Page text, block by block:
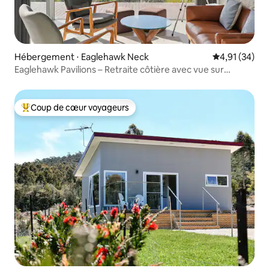
Hébergement ⋅ Eaglehawk Neck Évaluation
4,91 (34)
Eaglehawk Pavilions – Retraite côtière avec vue sur
Coups de cœur voyageurs les plus appréciés
Coup de cœur voyageurs